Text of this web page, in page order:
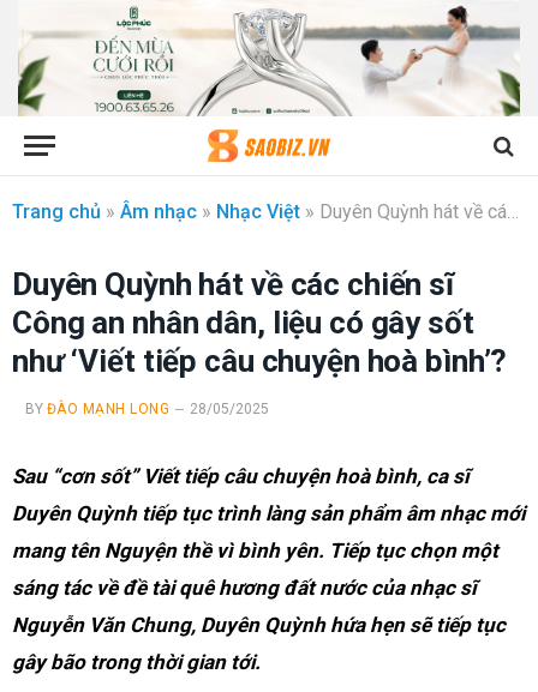
Trang chủ » Âm nhạc » Nhạc Việt » Duyên Quỳnh hát về các chiến sĩ Công an nhân dân, liệu có gây sốt như ‘Viết tiếp câu chuyện hoà bình’?
Duyên Quỳnh hát về các chiến sĩ
Công an nhân dân, liệu có gây sốt
như ‘Viết tiếp câu chuyện hoà bình’?
BY ĐÀO MẠNH LONG 28/05/2025
Sau “cơn sốt” Viết tiếp câu chuyện hoà bình, ca sĩ
Duyên Quỳnh tiếp tục trình làng sản phẩm âm nhạc mới
mang tên Nguyện thề vì bình yên. Tiếp tục chọn một
sáng tác về đề tài quê hương đất nước của nhạc sĩ
Nguyễn Văn Chung, Duyên Quỳnh hứa hẹn sẽ tiếp tục
gây bão trong thời gian tới.